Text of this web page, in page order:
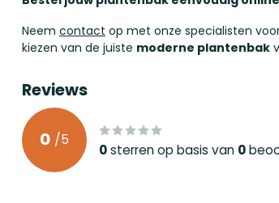
Neem contact op met onze specialisten
kiezen van de juiste moderne plantenbak
Reviews
0 /5
0sterren op basis van 0